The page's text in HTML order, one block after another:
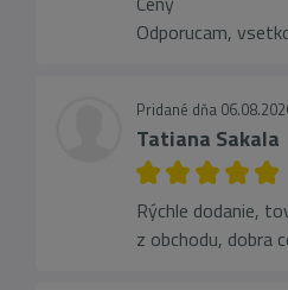
Odporucam,
Pridané dňa
Tatiana Sakala
Rýchle dodanie,
z obchodu, dobra